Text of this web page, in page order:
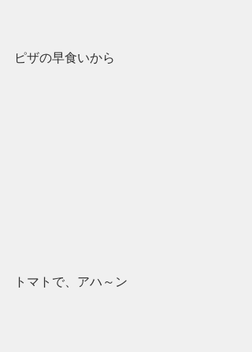
ピザの早食いから
トマトで、アハ～ン